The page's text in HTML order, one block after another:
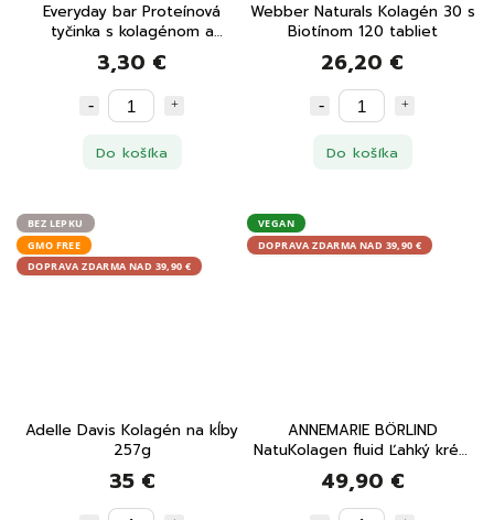
Everyday bar Proteínová
tyčinka s kolagénom a
lieskovými orieškami, čokoláda,
morská soľ 32g
3,30 €
Do košíka
Webber Naturals Kolagén 30 s
Biotínom 120 tabliet
26,20 €
Do košíka
BEZ LEPKU
GMO FREE
DOPRAVA ZDARMA NAD 39,90 €
Adelle Davis Kolagén na kĺby
257g
35 €
VEGAN
DOPRAVA ZDARMA NAD 39,90 €
ANNEMARIE BÖRLIND
NatuKolagen fluid Ľahký krém
na tvár 30 ml
49,90 €